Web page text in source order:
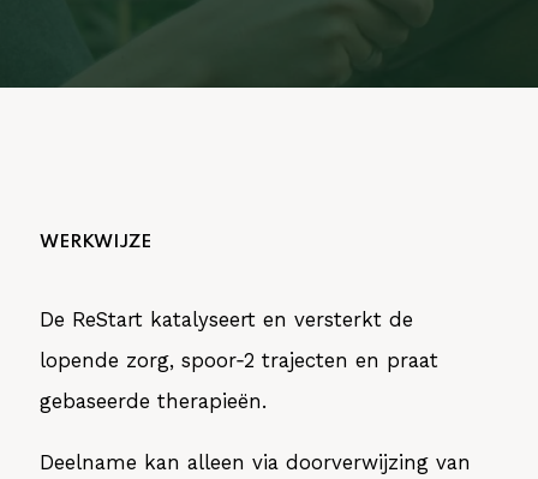
WERKWIJZE
De ReStartkatalyseert en versterkt de
lopende zorg, spoor‑2 trajecten en praat
gebaseerde therapieën.
Deelname kan alleen via doorverwijzingvan